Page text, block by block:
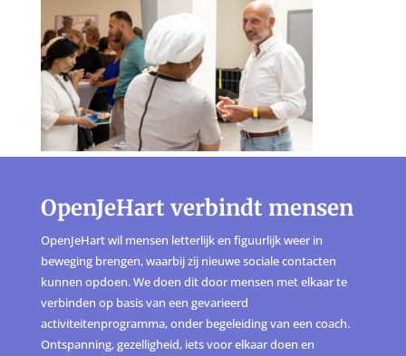
OpenJeHart verbindt mensen
OpenJeHart wil mensen letterlijk en figuurlijk weer in
beweging brengen, waarbij zij nieuwe sociale contacten
kunnen opdoen. We doen dit door mensen met elkaar te
verbinden op basis van een gevarieerd
activiteitenprogramma, onder begeleiding van een coach.
Ontspanning, gezelligheid, iets voor elkaar doen en